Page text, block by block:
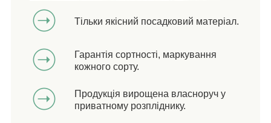
Тільки якісний посадковий матеріал.
Гарантія сортності, маркування
кожного сорту.
Продукція вирощена власноруч у
приватному розпліднику.